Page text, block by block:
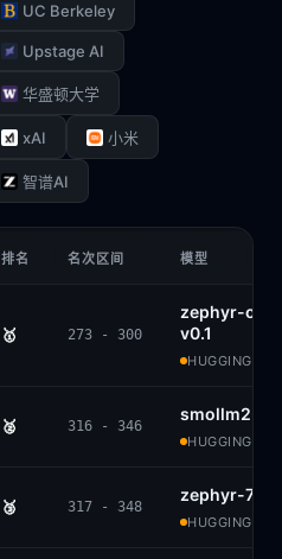
UC Berkeley
Upstage AI
华盛顿大学
xAI 小米
智谱AI
排名 名次区间 模型
🥇 273 - 300
zephyr-
v0.1
🥈 316 - 346
smollm2-
🥉 317 - 348
zephyr-7b-